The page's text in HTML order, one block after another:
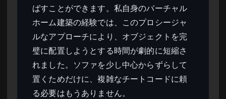
ばすことができます。私自身のバーチャル
ホーム建築の経験では、このプロシージャ
ルなアプローチにより、オブジェクトを完
璧に配置しようとする時間が劇的に短縮さ
れました。ソファを少し中心からずらして
置くためだけに、複雑なチートコードに頼
る必要はもうありません。